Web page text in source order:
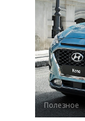
Полезное